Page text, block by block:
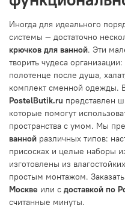
Иногда для идеального
системы — достаточно
крючков для ванной. Эти
творить чудеса
полотенце после душа,
комплект сменной одежды.
PostelButik.ru представлен
которые помогут
пространства с умом. Мы
ванной различных типов:
присосках и целые наборы
изготовлены из
простым монтажом.
Москве или с доставкой по
считанные минуты.